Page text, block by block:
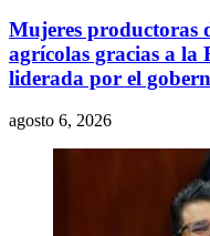
Mujeres productoras
agrícolas gracias a la
liderada por el
agosto 6, 2026